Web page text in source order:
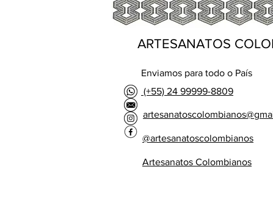
ARTESANATOS
Enviamos para todo o País
(+55) 24 99999-8809
@artesanatoscolombianos
Artesanatos Colombianos